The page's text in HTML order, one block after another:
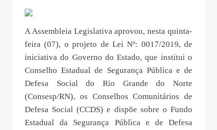
A Assembleia Legislativa aprovou, nesta quinta-
feira (07), o projeto de Lei Nº: 0017/2019, de
iniciativa do Governo do Estado, que institui o
Conselho Estadual de Segurança Pública e de
Defesa Social do Rio Grande do Norte
(Consesp/RN), os Conselhos Comunitários de
Defesa Social (CCDS) e dispõe sobre o Fundo
Estadual da Segurança Pública e de Defesa